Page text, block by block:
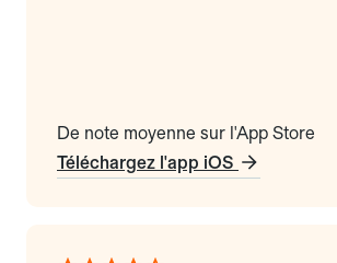
De note moyenne sur l'App Store
Téléchargez l'app iOS